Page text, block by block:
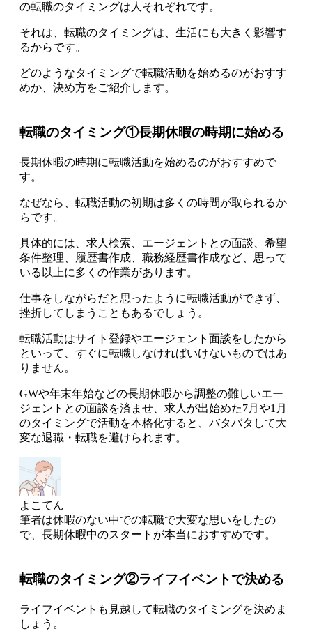
の転職のタイミングは人それぞれです。
それは、転職のタイミングは、生活にも大きく影響す
るからです。
どのようなタイミングで転職活動を始めるのがおすす
めか、決め方をご紹介します。
転職のタイミング①長期休暇の時期に始める
長期休暇の時期に転職活動を始めるのがおすすめで
す。
なぜなら、 転職活動の初期は多くの時間が取られるか
らです。
具体的には、求人検索、エージェントとの面談、希望
条件整理、履歴書作成、職務経歴書作成など、思って
いる以上に多くの作業があります。
仕事をしながらだと思ったように転職活動ができず、
挫折してしまうこともあるでしょう。
転職活動はサイト登録やエージェント面談をしたから
といって、すぐに転職しなければいけないものではあ
りません。
GWや年末年始などの長期休暇から調整の難しいエー
ジェントとの面談を済ませ、求人が出始めた7月や1月
のタイミングで活動を本格化すると、バタバタして大
変な退職・転職を避けられます。
よこてん
筆者は休暇のない中での転職で大変な思いをしたの
で、 長期休暇中のスタートが本当におすすめです。
転職のタイミング②ライフイベントで決める
ライフイベントも見越して転職のタイミングを決めま
しょう 。